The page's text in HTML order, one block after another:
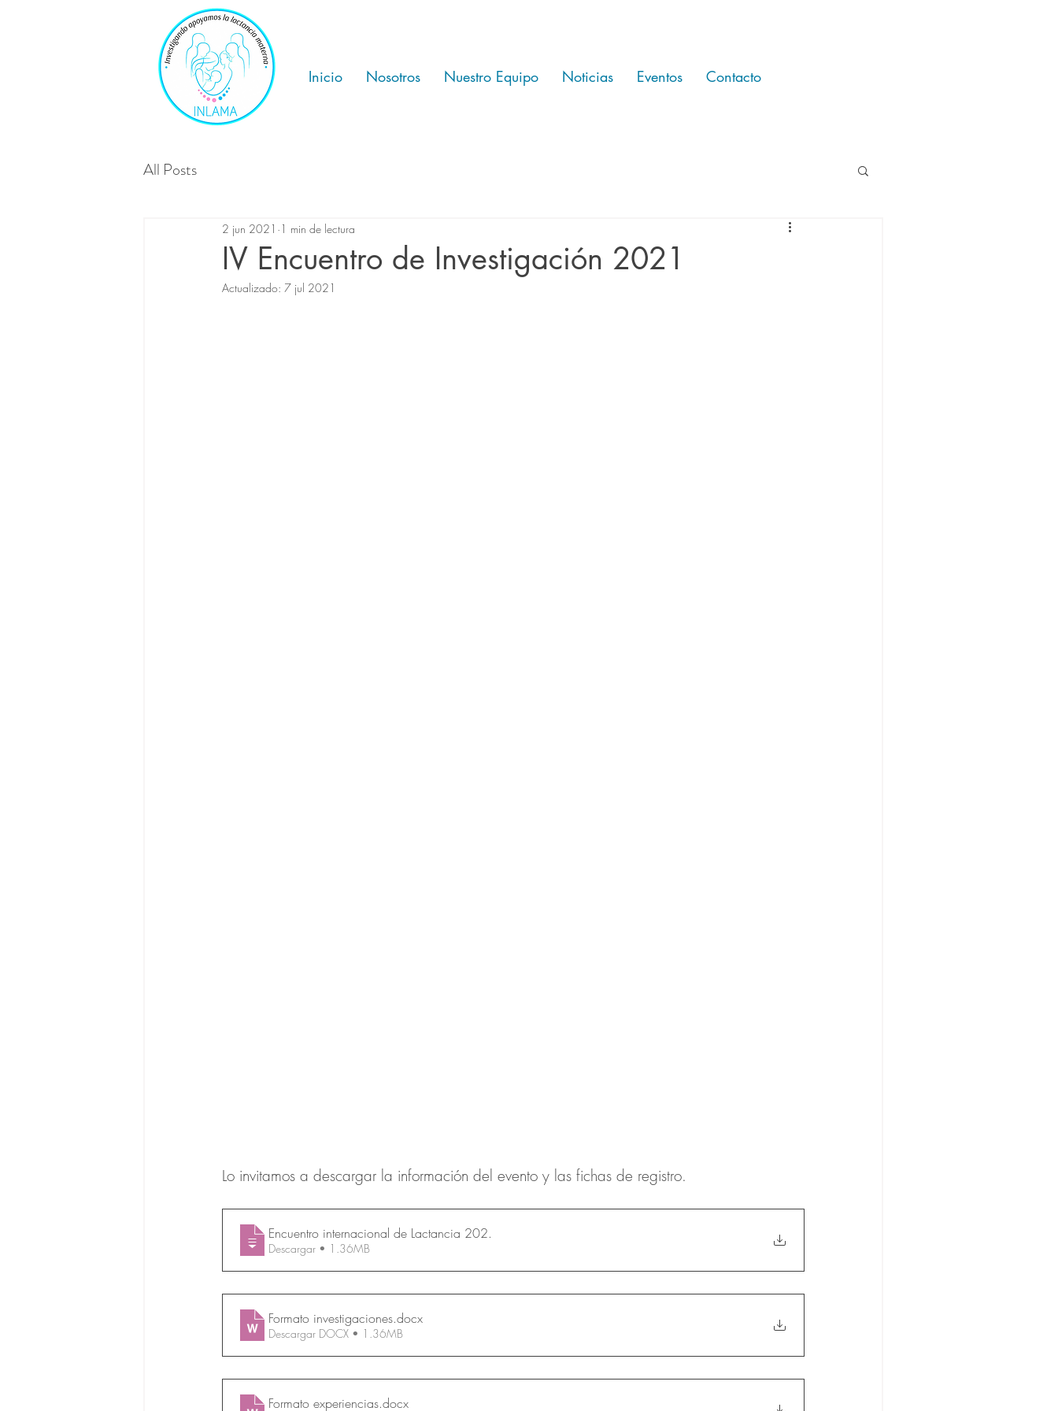
Inicio Nosotros Nuestro Equipo Noticias Eventos Contacto
All Posts
IV Encuentro de Investigación 2021
2 jun 2021 1 min de lectura
Actualizado: 7 jul 2021
Lo invitamos a descargar la información del evento y las fichas de registro.
Encuentro internacional de Lactancia 202.
Descargar • 1.36MB
Formato investigaciones.docx
Descargar DOCX • 1.36MB
Formato experiencias.docx